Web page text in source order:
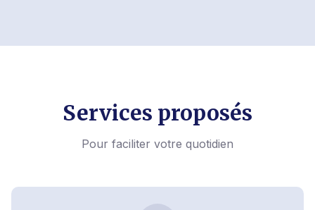
Services proposés
Pour faciliter votre quotidien